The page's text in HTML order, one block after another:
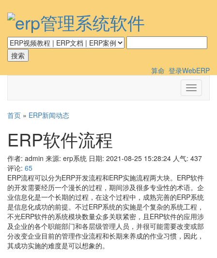
算命 登录WebERP
切
换
首页 » ERP新闻动态
ERP软件流程
作者: admin 来源: erp系统 日期: 2021-08-25 15:28:24 人气: 437
评论: 65
ERP流程可以分为ERP开发流程和ERP实施流程两大块。ERP软件
的开发需要经历一个漫长的过程，期间涉及很多专业性的术语。企
业信息化是一个长期的过程，在这个过程中，成熟完善的ERP系统
是信息化成功的前提。不过ERP系统的实施是个复杂的系统工程，
不光ERP软件的系统模块数量众多关联紧密，且ERP软件的应用涉
及企业的各个职能部门和各层级管理人员，并很可能需要改变或部
分改变企业目前的管理作业流程和长期来养成的作业习惯，因此，
其成功实施的难度是可以想象的。